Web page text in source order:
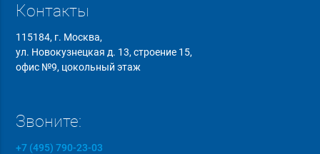
Контакты
115184, г. Москва,
ул. Новокузнецкая д. 13, строение 15,
офис №9, цокольный этаж
Звоните:
+7 (495) 790-23-03